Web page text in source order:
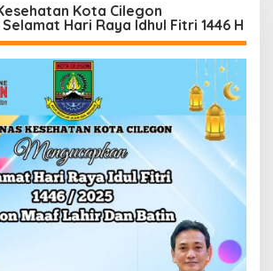
Kota Cilegon
Hari Raya Idhul Fitri 1446 H